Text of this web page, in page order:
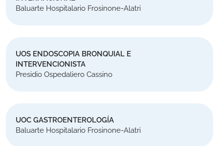
Baluarte Hospitalario Frosinone-Alatri
UOS ENDOSCOPIA BRONQUIAL E
INTERVENCIONISTA
Presidio Ospedaliero Cassino
UOC GASTROENTEROLOGÍA
Baluarte Hospitalario Frosinone-Alatri